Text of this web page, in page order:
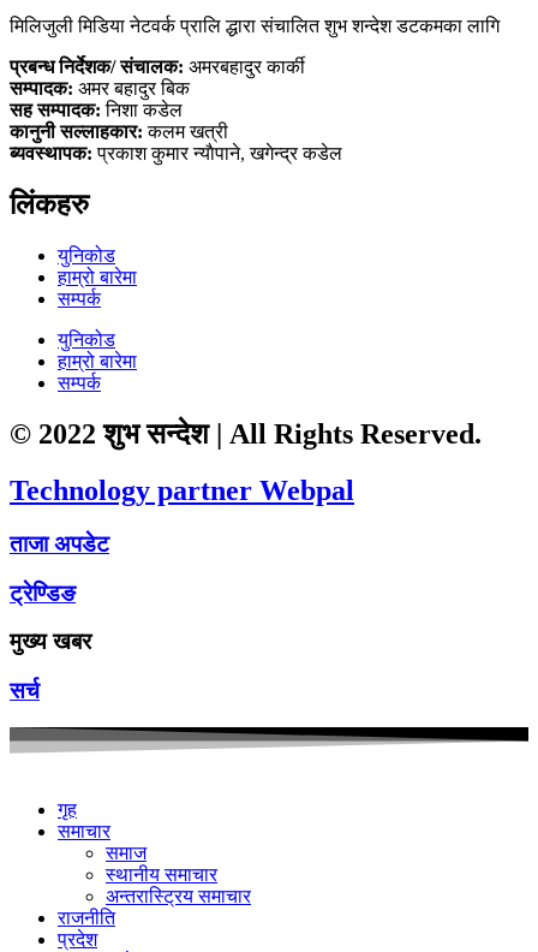
मिलिजुली मिडिया नेटवर्क प्रालि द्धारा संचालित शुभ शन्देश डटकमका लागि
प्रबन्ध निर्देशक/ संचालक: अमरबहादुर कार्की
सम्पादक: अमर बहादुर बिक
सह सम्पादक: निशा कडेल
कानुनी सल्लाहकार: कलम खत्री
ब्यवस्थापक:प्रकाश कुमार न्याैपाने, खगेन्द्र कडेल
लिंकहरु
युनिकोड
हाम्रो बारेमा
सम्पर्क
युनिकोड
हाम्रो बारेमा
सम्पर्क
© 2022 शुभ सन्देश | All Rights Reserved.
Technology partner Webpal
ताजा अपडेट
ट्रेण्डिङ
मुख्य खबर
सर्च
गृह
समाचार
समाज
स्थानीय समाचार
अन्तरास्ट्रिय समाचार
राजनीति
प्रदेश